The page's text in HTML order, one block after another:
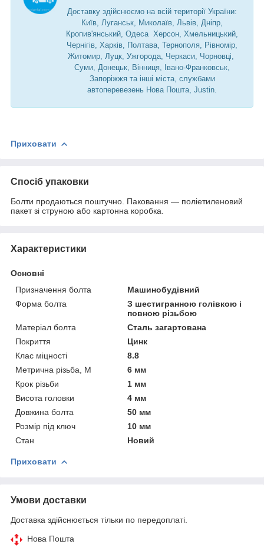
Доставку здійснюємо на всій території України:
Київ, Луганськ, Миколаїв, Львів, Дніпр,
Кропив'янський, Одеса Херсон, Хмельницький,
Чернігів, Харків, Полтава, Тернополя, Рівномір,
Житомир, Луцк, Ужгорода, Черкаси, Чорновці,
Суми, Донецьк, Вінниця, Івано-Франковськ,
Запоріжжя та інші міста, службами
автоперевезень Нова Пошта, Justin.
Приховати
Спосіб упаковки
Болти продаються поштучно. Паковання — поліетиленовий
пакет зі струною або картонна коробка.
Характеристики
Основні
Призначення болта
Машинобудівний
Форма болта
З шестигранною голівкою і
повною різьбою
Матеріал болта
Сталь загартована
Покриття
Цинк
Клас міцності
8.8
Метрична різьба, М
6 мм
Крок різьби
1 мм
Висота головки
4 мм
Довжина болта
50 мм
Розмір під ключ
10 мм
Стан
Новий
Приховати
Умови доставки
Доставка здійснюється тільки по передоплаті.
Нова Пошта